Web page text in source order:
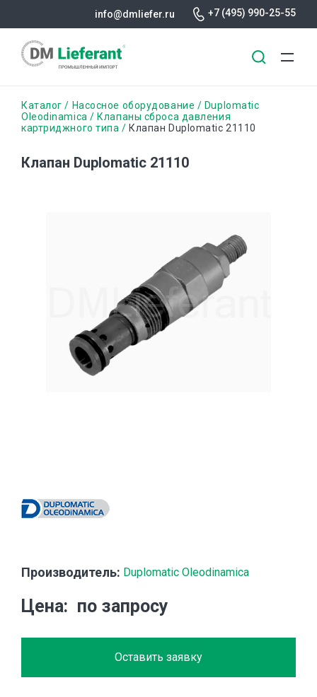
основному
info@dmliefer.ru +7 (495) 990-25-55
Строка
навигации
Каталог Насосное оборудование
Duplomatic
Oleodinamica
Клапаны сброса давления
картриджного типа
Клапан Duplomatic 21110
Клапан Duplomatic 21110
Производитель: Duplomatic Oleodinamica
Цена по запросу
Оставить заявку